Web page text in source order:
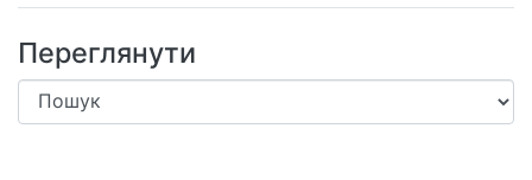
Переглянути